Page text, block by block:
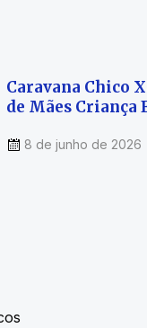
Caravana Chico
de Mães Criança
8 de junho de 2026